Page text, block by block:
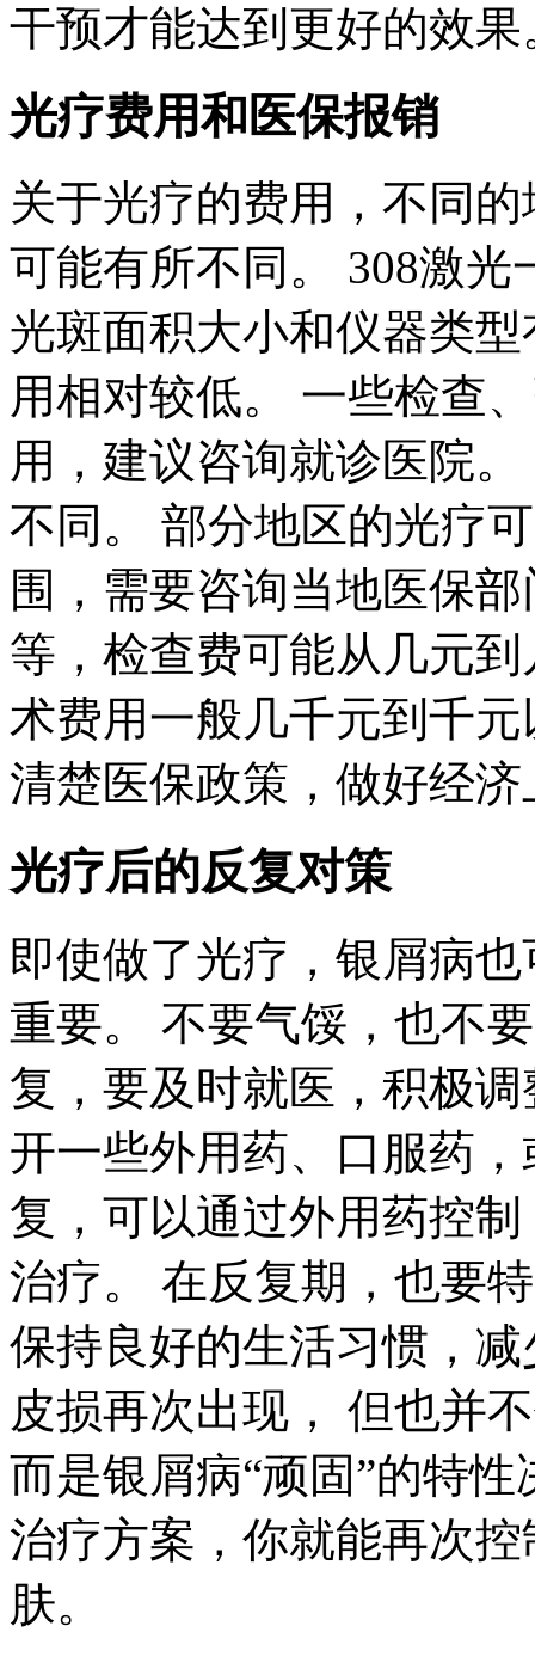
干预才能达到更好的效果
光疗费用和医保报销
关于光疗的费用，不同
可能有所不同。 308激
光斑面积大小和仪器类
用相对较低。 一些检查
用，建议咨询就诊医院
不同。 部分地区的光疗
围，需要咨询当地医保
等，检查费可能从几元
术费用一般几千元到千
清楚医保政策，做好经
光疗后的反复对策
即使做了光疗，银屑病
重要。 不要气馁，也不
复，要及时就医，积极
开一些外用药、口服药
复，可以通过外用药控
治疗。 在反复期，也要
保持良好的生活习惯，
皮损再次出现， 但也并
而是银屑病“顽固”的特
治疗方案，你就能再次
肤。